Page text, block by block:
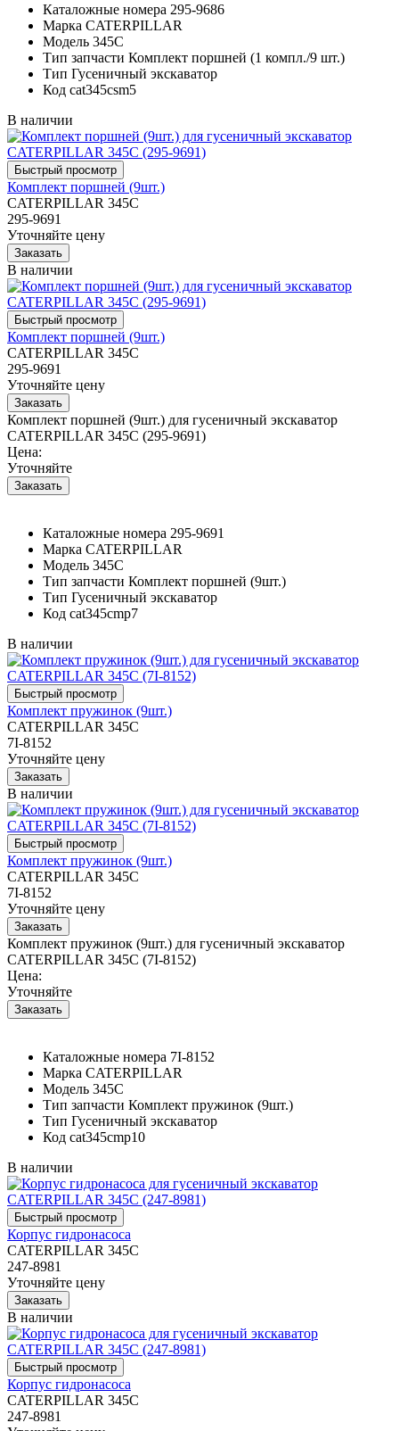
Каталожные номера 295-9686
Марка CATERPILLAR
Модель 345C
Тип запчасти Комплект поршней (1 компл./9 шт.)
Тип Гусеничный экскаватор
Код cat345csm5
В наличии
Комплект поршней (9шт.)
CATERPILLAR 345C
295-9691
Уточняйте цену
В наличии
Комплект поршней (9шт.)
CATERPILLAR 345C
295-9691
Уточняйте цену
Комплект поршней (9шт.) для гусеничный экскаватор
CATERPILLAR 345C (295-9691)
Цена:
Уточняйте
Каталожные номера 295-9691
Марка CATERPILLAR
Модель 345C
Тип запчасти Комплект поршней (9шт.)
Тип Гусеничный экскаватор
Код cat345cmp7
В наличии
Комплект пружинок (9шт.)
CATERPILLAR 345C
7I-8152
Уточняйте цену
В наличии
Комплект пружинок (9шт.)
CATERPILLAR 345C
7I-8152
Уточняйте цену
Комплект пружинок (9шт.) для гусеничный экскаватор
CATERPILLAR 345C (7I-8152)
Цена:
Уточняйте
Каталожные номера 7I-8152
Марка CATERPILLAR
Модель 345C
Тип запчасти Комплект пружинок (9шт.)
Тип Гусеничный экскаватор
Код cat345cmp10
В наличии
Корпус гидронасоса
CATERPILLAR 345C
247-8981
Уточняйте цену
В наличии
Корпус гидронасоса
CATERPILLAR 345C
247-8981